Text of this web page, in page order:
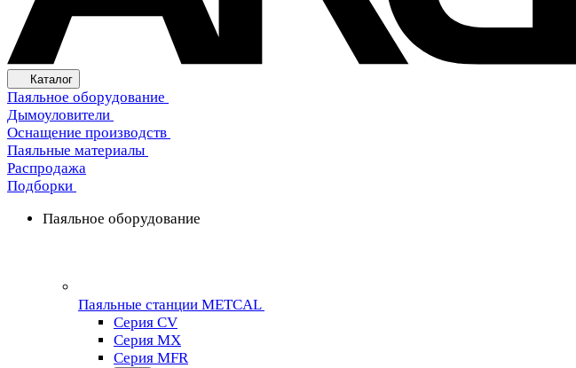
Каталог
Паяльное оборудование
Дымоуловители
Оснащение производств
Паяльные материалы
Распродажа
Подборки
Паяльное оборудование
Паяльные станции METCAL
Серия CV
Серия MX
Серия MFR